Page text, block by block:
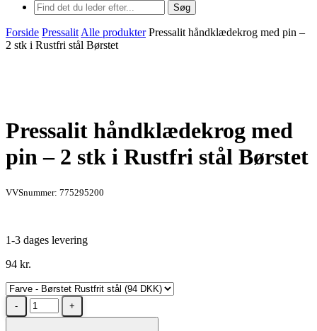
Søg
Forside Pressalit Alle produkter Pressalit håndklædekrog med pin –
2 stk i Rustfri stål Børstet
Pressalit håndklædekrog med
pin – 2 stk i Rustfri stål Børstet
VVSnummer: 775295200
1-3 dages levering
94 kr.
Pressalit
håndklædekrog